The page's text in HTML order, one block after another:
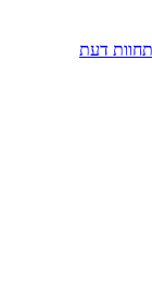
חוות דעת